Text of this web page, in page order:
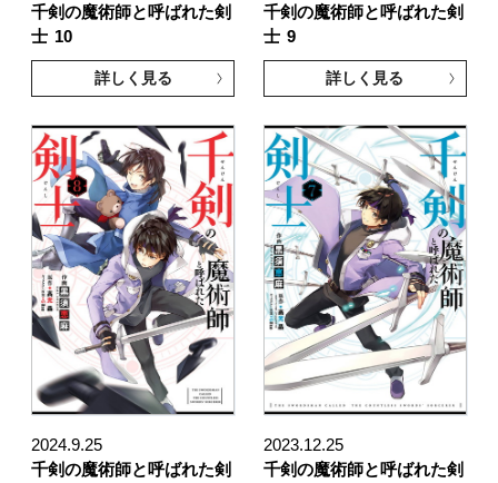
千剣の魔術師と呼ばれた剣
士 10
詳しく見る
千剣の魔術師と呼ばれた剣
士 9
詳しく見る
2024.9.25
千剣の魔術師と呼ばれた剣
2023.12.25
千剣の魔術師と呼ばれた剣